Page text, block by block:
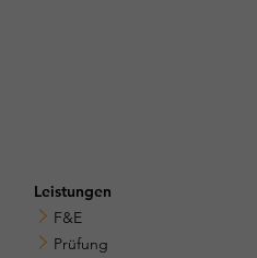
Leistungen
F&E
Prüfung